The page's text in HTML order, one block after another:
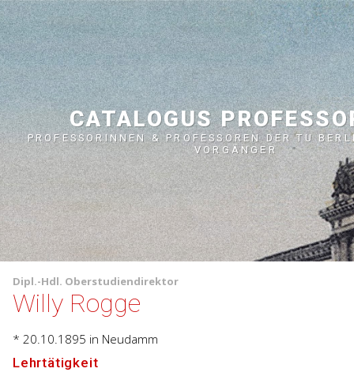
CATALOGUS
PROFESSORINNEN & PROFESSOREN DER TU
VORGÄNGER
Dipl.-Hdl. Oberstudiendirektor
Willy Rogge
* 20.10.1895 in Neudamm
Lehrtätigkeit